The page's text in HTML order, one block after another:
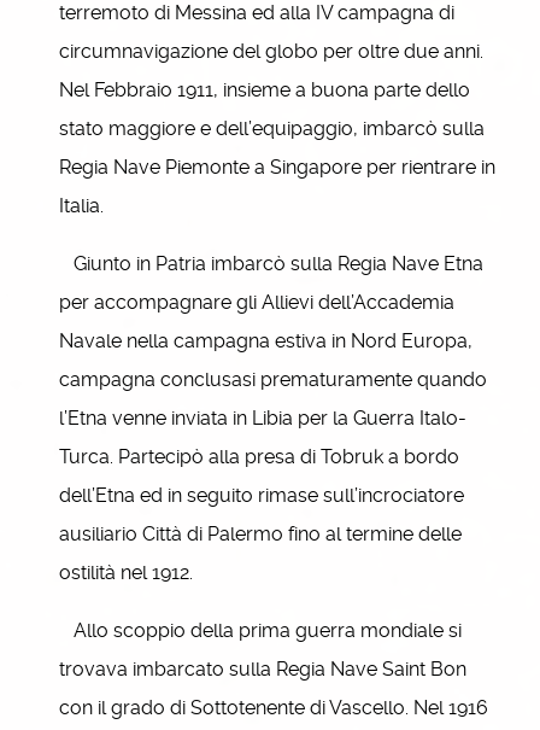
terremoto di Messina ed alla IV campagna di
circumnavigazione del globo per oltre due anni.
Nel Febbraio 1911, insieme a buona parte dello
stato maggiore e dell’equipaggio, imbarcò sulla
Regia Nave Piemonte a Singapore per rientrare in
Italia.
Giunto in Patria imbarcò sulla Regia Nave Etna
per accompagnare gli Allievi dell’Accademia
Navale nella campagna estiva in Nord Europa,
campagna conclusasi prematuramente quando
l’Etna venne inviata in Libia per la Guerra Italo-
Turca. Partecipò alla presa di Tobruk a bordo
dell’Etna ed in seguito rimase sull’incrociatore
ausiliario Città di Palermo fino al termine delle
ostilità nel 1912.
Allo scoppio della prima guerra mondiale si
trovava imbarcato sulla Regia Nave Saint Bon
con il grado di Sottotenente di Vascello. Nel 1916